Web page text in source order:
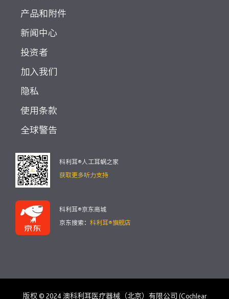
产品和附件
新闻中心
投资者
加入我们
隐私
使用条款
全球警告
科利耳®人工耳蜗之家
获取更多听力支持
科利耳®京东商城
京东搜索： 科利耳®旗舰店
版权 © 2024 澳科利耳医疗器械（北京）有限公司 (Cochlear